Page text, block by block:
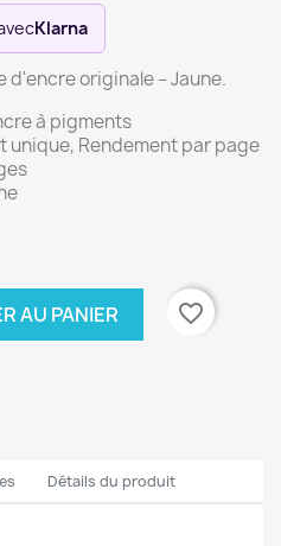
Klarna
d'encre originale – Jaune.
à pigments
unique, Rendement par page
AU PANIER favorite_border
Détails du produit